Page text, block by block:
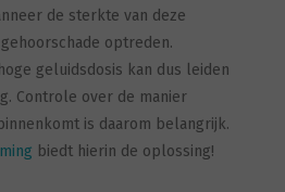
de sterkte van deze
optreden.
geluidsdosis kan dus leiden
Controle over de manier
is daarom belangrijk.
biedt hierin de oplossing!